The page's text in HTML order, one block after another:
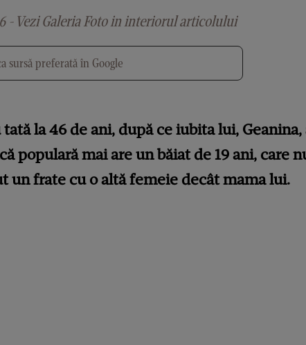
- Vezi Galeria Foto in interiorul articolului
sursă preferată în Google
la 46 de ani, după ce iubita lui,
populară mai are un băiat de 19 ani, care
un frate cu o altă femeie decât mama lui.